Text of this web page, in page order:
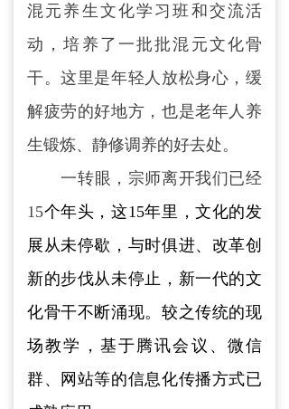
混元养生文化学习班和交流活
动，培养了一批批混元文化骨
干。这里是年轻人放松身心，缓
解疲劳的好地方，也是老年人养
生锻炼、静修调养的好去处。
一转眼，宗师离开我们已经
15个年头，这15年里，文化的发
展从未停歇，与时俱进、改革创
新的步伐从未停止，新一代的文
化骨干不断涌现。较之传统的现
场教学，基于腾讯会议、微信
群、网站等的信息化传播方式已